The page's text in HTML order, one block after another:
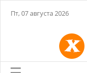
Пт, 07 августа 2026